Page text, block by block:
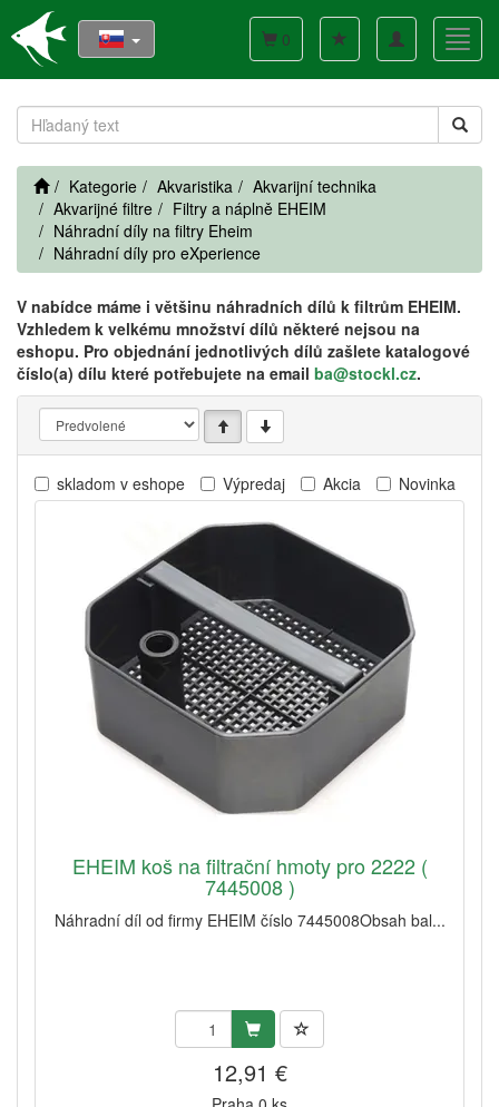
Toggle
navigation
0
Kategorie Akvaristika
Akvarijní technika
Akvarijné filtre
Filtry a náplně EHEIM
Náhradní díly na filtry Eheim
Náhradní díly pro eXperience
V nabídce máme i většinu náhradních dílů k filtrům EHEIM.
Vzhledem k velkému množství dílů některé nejsou na
eshopu. Pro objednání jednotlivých dílů zašlete katalogové
číslo(a) dílu které potřebujete na email ba@stockl.cz.
skladom v eshope Výpredaj Akcia Novinka
EHEIM koš na filtrační hmoty pro 2222 (
7445008 )
Náhradní díl od firmy EHEIM číslo 7445008Obsah bal...
12,91 €